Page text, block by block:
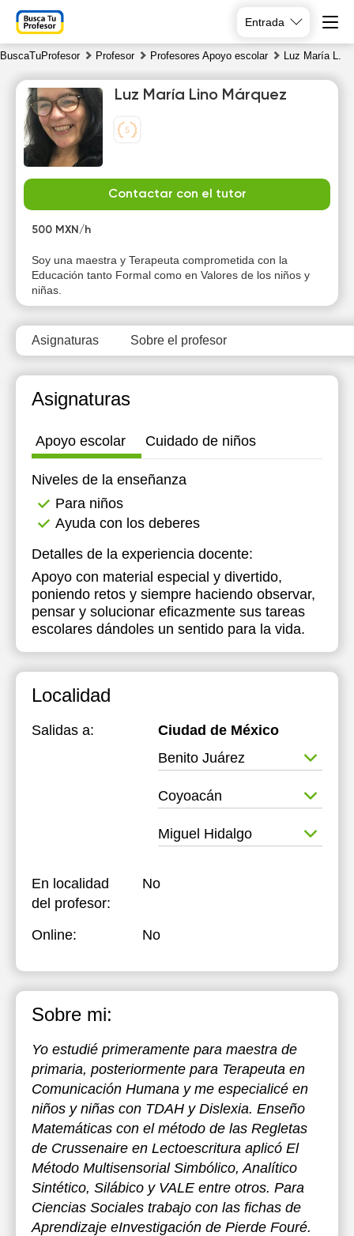
Entrada
BuscaTuProfesor Profesor Profesores Apoyo escolar Luz María L.
Luz María Lino Márquez
Contactar con el tutor
500 MXN/h
Soy una maestra y Terapeuta comprometida con la
Educación tanto Formal como en Valores de los niños y
niñas.
Asignaturas Sobre el profesor
Asignaturas
Apoyo escolar Cuidado de niños
Niveles de la enseñanza
Para niños
Ayuda con los deberes
Detalles de la experiencia docente:
Apoyo con material especial y divertido,
poniendo retos y siempre haciendo observar,
pensar y solucionar eficazmente sus tareas
escolares dándoles un sentido para la vida.
Localidad
Salidas a:
Ciudad de México
Benito Juárez
Coyoacán
Miguel Hidalgo
En localidad
del profesor:
No
Online: No
Sobre mi:
Yo estudié primeramente para maestra de
primaria, posteriormente para Terapeuta en
Comunicación Humana y me especialicé en
niños y niñas con TDAH y Dislexia. Enseño
Matemáticas con el método de las Regletas
de Crussenaire en Lectoescritura aplicó El
Método Multisensorial Simbólico, Analítico
Sintético, Silábico y VALE entre otros. Para
Ciencias Sociales trabajo con las fichas de
Aprendizaje eInvestigación de Pierde Fouré.
8
Su
9
Mo
10
11